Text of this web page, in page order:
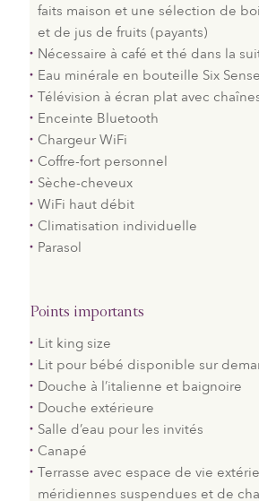
faits maison et une sélection de
et de jus de fruits (payants)
Nécessaire à café et thé dans la
Eau minérale en bouteille Six
Télévision à écran plat avec
Enceinte Bluetooth
Chargeur WiFi
Coffre-fort personnel
Sèche-cheveux
WiFi haut débit
Climatisation individuelle
Parasol
Points importants
Lit king size
Lit pour bébé disponible sur
Douche à l’italienne et baignoire
Douche extérieure
Salle d’eau pour les invités
Canapé
Terrasse avec espace de vie
méridiennes suspendues et de